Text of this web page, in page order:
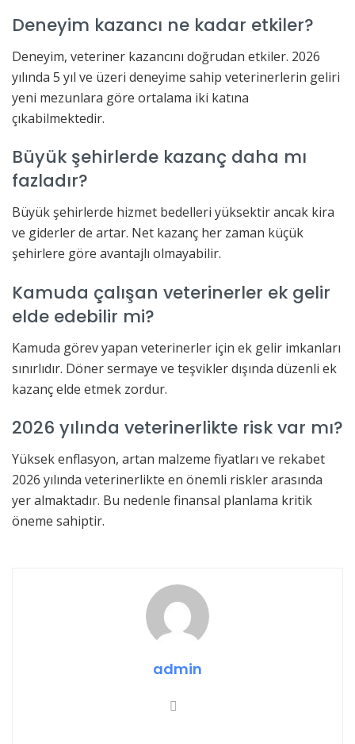
Deneyim kazancı ne kadar etkiler?
Deneyim, veteriner kazancını doğrudan etkiler. 2026
yılında 5 yıl ve üzeri deneyime sahip veterinerlerin geliri
yeni mezunlara göre ortalama iki katına
çıkabilmektedir.
Büyük şehirlerde kazanç daha mı
fazladır?
Büyük şehirlerde hizmet bedelleri yüksektir ancak kira
ve giderler de artar. Net kazanç her zaman küçük
şehirlere göre avantajlı olmayabilir.
Kamuda çalışan veterinerler ek gelir
elde edebilir mi?
Kamuda görev yapan veterinerler için ek gelir imkanları
sınırlıdır. Döner sermaye ve teşvikler dışında düzenli ek
kazanç elde etmek zordur.
2026 yılında veterinerlikte risk var mı?
Yüksek enflasyon, artan malzeme fiyatları ve rekabet
2026 yılında veterinerlikte en önemli riskler arasında
yer almaktadır. Bu nedenle finansal planlama kritik
öneme sahiptir.
admin